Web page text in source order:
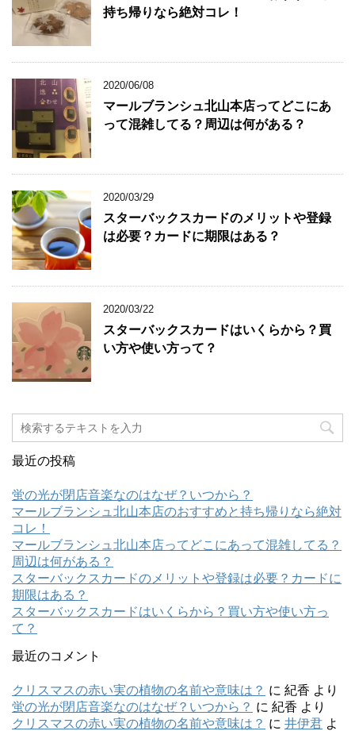
持ち帰りなら絶対コレ！
2020/06/08
マールブランシュ北山本店ってどこにあ
って混雑してる？周辺は何がある？
2020/03/29
スターバックスカードのメリットや登録
は必要？カードに期限はある？
2020/03/22
スターバックスカードはいくらから？買
い方や使い方って？
最近の投稿
蛍の光が閉店音楽なのはなぜ？いつから？
マールブランシュ北山本店のおすすめと持ち帰りなら絶対
コレ！
マールブランシュ北山本店ってどこにあって混雑してる？
周辺は何がある？
スターバックスカードのメリットや登録は必要？カードに
期限はある？
スターバックスカードはいくらから？買い方や使い方っ
て？
最近のコメント
クリスマスの赤い実の植物の名前や意味は？ に 紀香 より
蛍の光が閉店音楽なのはなぜ？いつから？ に 紀香 より
クリスマスの赤い実の植物の名前や意味は？ に 井伊君 よ